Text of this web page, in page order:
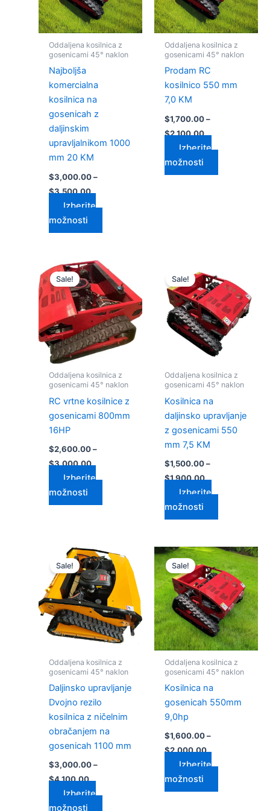
Oddaljena kosilnica z
gosenicami 45° naklon
Najboljša
komercialna
kosilnica na
gosenicah z
daljinskim
upravljalnikom 1000
mm 20 KM
$3,000.00 –
$3,500.00
Izberite
možnosti
Možnosti
lahko
na
Oddaljena kosilnica z
gosenicami 45° naklon
Prodam RC
kosilnico 550 mm
7,0 KM
$1,700.00 –
$2,100.00
Izberite
možnosti
Možnosti
lahko
na
izdelka
Sale!
Oddaljena kosilnica z
gosenicami 45° naklon
RC vrtne kosilnice z
gosenicami 800mm
16HP
$2,600.00 –
$3,000.00
Cenovni
razpon:
od
$2,600.00
do
$3,000.00
Izberite
možnosti
Ta
izdelek
ima
več
različic.
Možnosti
lahko
na
strani
izdelka
Sale!
Oddaljena kosilnica z
gosenicami 45° naklon
Kosilnica na
daljinsko upravljanje
z gosenicami 550
mm 7,5 KM
$1,500.00 –
$1,900.00
razpon:
od
$1,500.00
do
$1,900.00
Izberite
možnosti
izdelek
ima
več
različic.
Možnosti
lahko
na
izdelka
Sale!
Oddaljena kosilnica z
gosenicami 45° naklon
Daljinsko upravljanje
Dvojno rezilo
kosilnica z ničelnim
obračanjem na
gosenicah 1100 mm
$3,000.00 –
$4,100.00
Cenovni
razpon:
od
$3,000.00
do
$4,100.00
Izberite
možnosti
Ta
izdelek
ima
več
različic.
Možnosti
lahko
na
strani
Sale!
Oddaljena kosilnica z
gosenicami 45° naklon
Kosilnica na
gosenicah 550mm
9,0hp
$1,600.00 –
$2,000.00
Cenovni
razpon:
od
$1,600.00
do
$2,000.00
Izberite
možnosti
Ta
izdelek
ima
več
različic.
Možnosti
lahko
na
izdelka